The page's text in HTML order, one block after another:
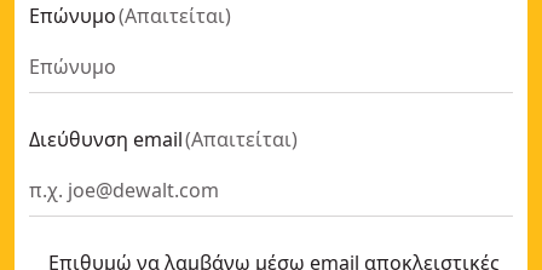
Επώνυμο(Απαιτείται)
Διεύθυνση email(Απαιτείται)
Επιθυμώ να λαμβάνω μέσω email αποκλειστικές